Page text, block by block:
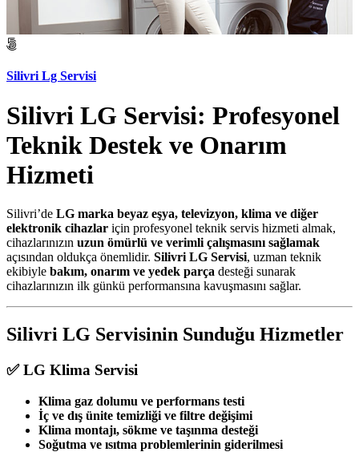
Silivri Lg Servisi
Silivri LG Servisi: Profesyonel
Teknik Destek ve Onarım
Hizmeti
Silivri’de LG marka beyaz eşya, televizyon, klima ve diğer
elektronik cihazlar için profesyonel teknik servis hizmeti almak,
cihazlarınızın uzun ömürlü ve verimli çalışmasını sağlamak
açısından oldukça önemlidir. Silivri LG Servisi, uzman teknik
ekibiyle bakım, onarım ve yedek parça desteği sunarak
cihazlarınızın ilk günkü performansına kavuşmasını sağlar.
Silivri LG Servisinin Sunduğu Hizmetler
✅ LG Klima Servisi
Klima gaz dolumu ve performans testi
İç ve dış ünite temizliği ve filtre değişimi
Klima montajı, sökme ve taşınma desteği
Soğutma ve ısıtma problemlerinin giderilmesi